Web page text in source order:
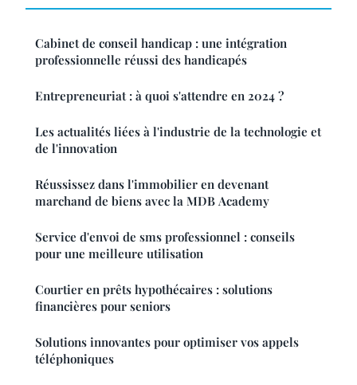
Cabinet de conseil handicap : une intégration
professionnelle réussi des handicapés
Entrepreneuriat : à quoi s'attendre en 2024 ?
Les actualités liées à l'industrie de la technologie et
de l'innovation
Réussissez dans l'immobilier en devenant
marchand de biens avec la MDB Academy
Service d'envoi de sms professionnel : conseils
pour une meilleure utilisation
Courtier en prêts hypothécaires : solutions
financières pour seniors
Solutions innovantes pour optimiser vos appels
téléphoniques